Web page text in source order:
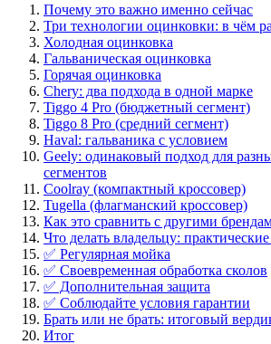
Почему это важно именно сейчас
Три технологии оцинковки: в чём
Холодная оцинковка
Гальваническая оцинковка
Горячая оцинковка
Chery: два подхода в одной марке
Tiggo 4 Pro (бюджетный сегмент)
Tiggo 8 Pro (средний сегмент)
Haval: гальваника с условием
Geely: одинаковый подход для
сегментов
Coolray (компактный кроссовер)
Tugella (флагманский кроссовер)
Как это сравнить с другими
Что делать владельцу:
✅ Регулярная мойка
✅ Своевременная обработка сколов
✅ Дополнительная защита
✅ Соблюдайте условия гарантии
Брать или не брать: итоговый
Итог